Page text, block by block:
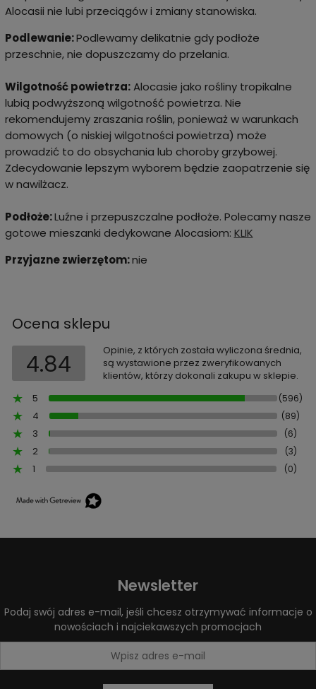
Alocasii nie lubi przeciągów i zmiany stanowiska.
Podlewanie:Podlewamy delikatnie gdy podłoże
przeschnie, nie dopuszczamy do przelania.
Wilgotność powietrza:Alocasie jako rośliny tropikalne
lubią podwyższoną wilgotność powietrza. Nie
rekomendujemy zraszania roślin, ponieważ w warunkach
domowych (o niskiej wilgotności powietrza) może
prowadzić to do obsychania lub choroby grzybowej.
Zdecydowanie lepszym wyborem będzie zaopatrzenie się
w nawilżacz.
Podłoże:Luźne i przepuszczalne podłoże. Polecamy nasze
gotowe mieszanki dedykowane Alocasiom: KLIK
Przyjazne zwierzętom:nie
Ocena sklepu
4.84
Opinie, z których została wyliczona średnia,
są wystawione przez zweryfikowanych
klientów, którzy dokonali zakupu w sklepie.
5
(596)
4 (89)
3 (6)
2 (3)
1 (0)
Newsletter
Podaj swój adres e-mail, jeśli chcesz otrzymywać informacje o
nowościach i najciekawszych promocjach